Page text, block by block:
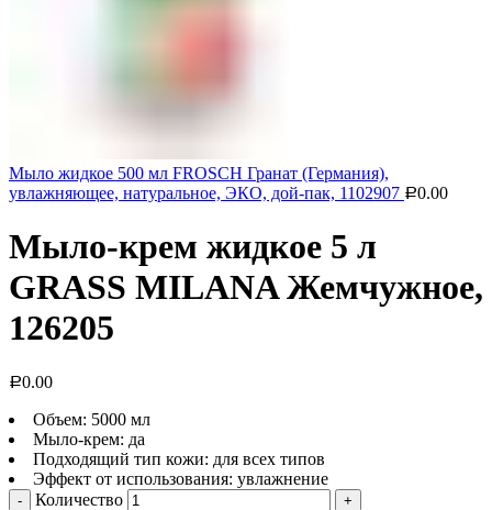
Мыло жидкое 500 мл FROSCH Гранат (Германия),
увлажняющее, натуральное, ЭКО, дой-пак, 1102907 Р0.00
Мыло-крем жидкое 5 л
GRASS MILANA Жемчужное,
126205
Р0.00
Объем: 5000 мл
Мыло-крем: да
Подходящий тип кожи: для всех типов
Эффект от использования: увлажнение
Количество